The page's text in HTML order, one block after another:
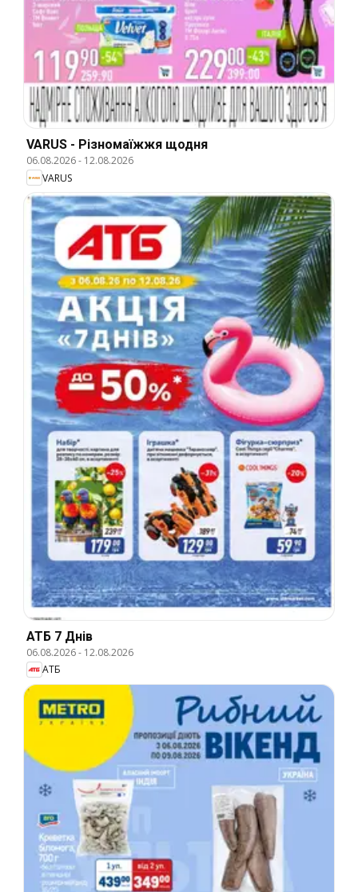
VARUS - Різномаїжжя щодня
06.08.2026- 12.08.2026
VARUS
АТБ 7 Днів
06.08.2026- 12.08.2026
АТБ